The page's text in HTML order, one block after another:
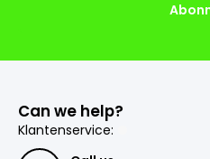
Can we help?
Klantenservice: